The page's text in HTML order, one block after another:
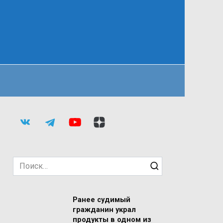
Search
for:
Ранее судимый
гражданин украл
продукты в одном из